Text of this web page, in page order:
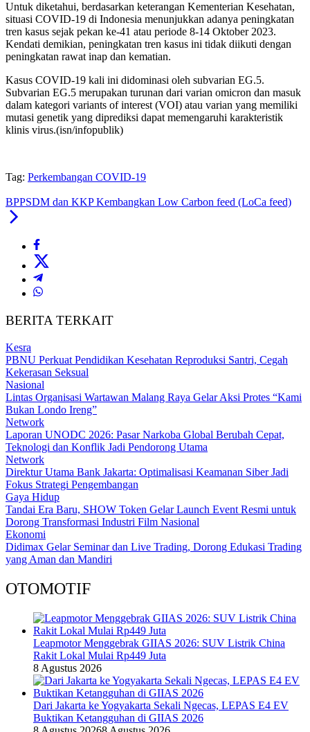
Untuk diketahui, berdasarkan keterangan Kementerian Kesehatan,
situasi COVID-19 di Indonesia menunjukkan adanya peningkatan
tren kasus sejak pekan ke-41 atau periode 8-14 Oktober 2023.
Kendati demikian, peningkatan tren kasus ini tidak diikuti dengan
peningkatan rawat inap dan kematian.
Kasus COVID-19 kali ini didominasi oleh subvarian EG.5.
Subvarian EG.5 merupakan turunan dari varian omicron dan masuk
dalam kategori variants of interest (VOI) atau varian yang memiliki
mutasi genetik yang diprediksi dapat memengaruhi karakteristik
klinis virus.(isn/infopublik)
Tag: Perkembangan COVID-19
BPPSDM dan KKP Kembangkan Low Carbon feed (LoCa feed)
BERITA TERKAIT
Kesra
PBNU Perkuat Pendidikan Kesehatan Reproduksi Santri, Cegah
Kekerasan Seksual
Nasional
Lintas Organisasi Wartawan Malang Raya Gelar Aksi Protes “Kami
Bukan Londo Ireng”
Network
Laporan UNODC 2026: Pasar Narkoba Global Berubah Cepat,
Teknologi dan Konflik Jadi Pendorong Utama
Network
Direktur Utama Bank Jakarta: Optimalisasi Keamanan Siber Jadi
Fokus Strategi Pengembangan
Gaya Hidup
Tandai Era Baru, SHOW Token Gelar Launch Event Resmi untuk
Dorong Transformasi Industri Film Nasional
Ekonomi
Didimax Gelar Seminar dan Live Trading, Dorong Edukasi Trading
yang Aman dan Mandiri
OTOMOTIF
Leapmotor Menggebrak GIIAS 2026: SUV Listrik China
Rakit Lokal Mulai Rp449 Juta
8 Agustus 2026
Dari Jakarta ke Yogyakarta Sekali Ngecas, LEPAS E4 EV
Buktikan Ketangguhan di GIIAS 2026